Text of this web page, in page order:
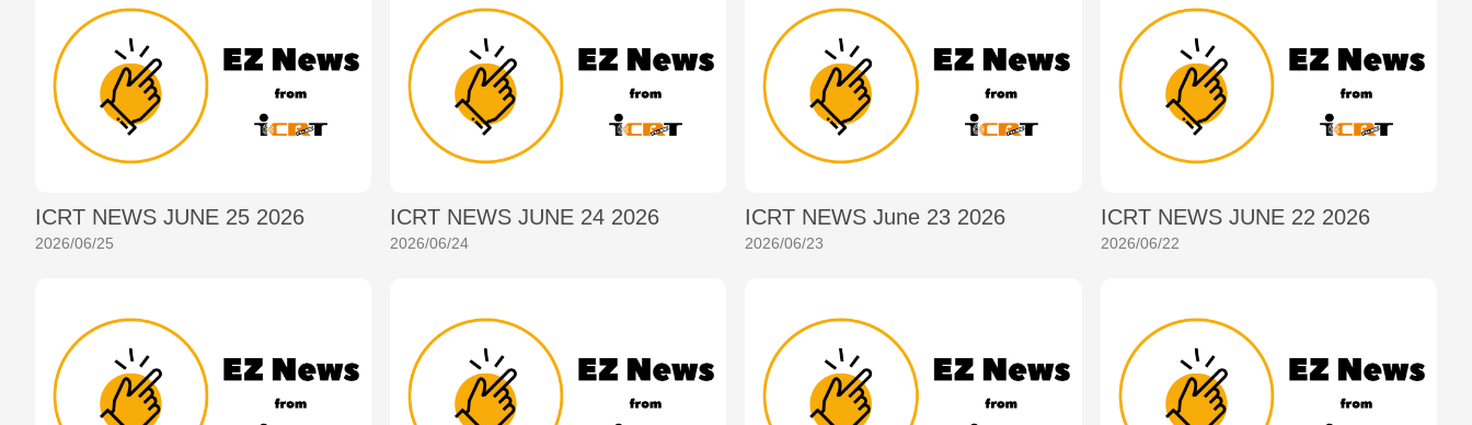
ICRT NEWS JUNE 25 2026
2026/06/25
ICRT NEWS JUNE 24 2026
2026/06/24
ICRT NEWS June 23 2026
2026/06/23
ICRT NEWS JUNE 22 2026
2026/06/22